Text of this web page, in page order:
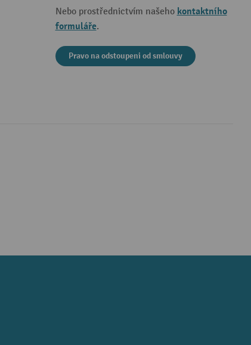
Nebo prostřednictvím našeho kontaktního
formuláře.
Pravo na odstoupeni od smlouvy